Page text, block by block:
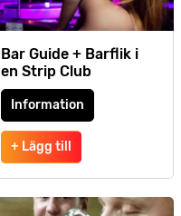
Bar Guide + Barflik i
en Strip Club
Information
+ Lägg till